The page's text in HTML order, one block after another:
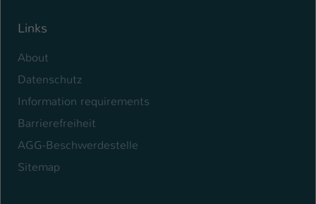
Links
About
Datenschutz
Information requirements
Barrierefreiheit
AGG-Beschwerdestelle
Sitemap